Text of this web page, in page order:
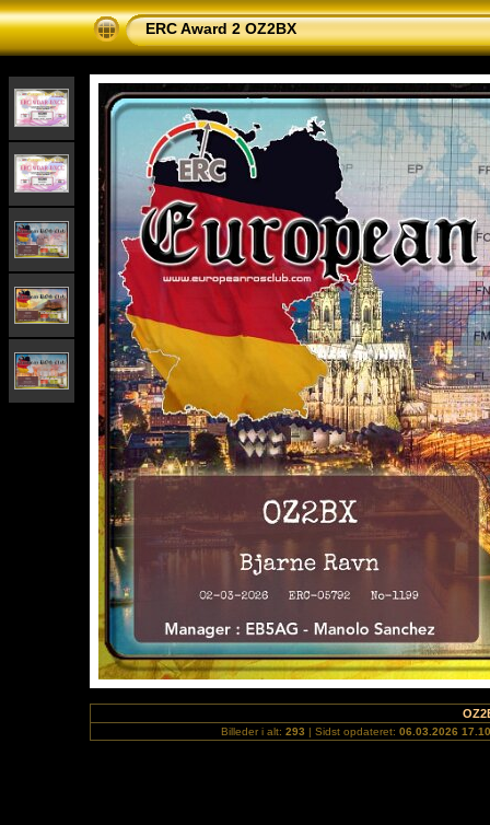
ERC Award 2 OZ2BX
Billeder i alt: 293 | Sidst opdateret: 06.03.2026 17.10